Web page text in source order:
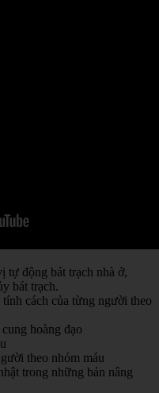
tự động bát trạch nhà ở,
bát trạch.
cách của từng người theo
hoàng đạo
theo nhóm máu
trong những bản nâng